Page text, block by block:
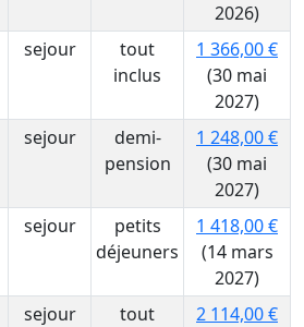
2026)
sejour
tout
inclus
1 366,00 €
(30 mai
2027)
sejour
demi-
pension
1 248,00 €
(30 mai
2027)
sejour
petits
déjeuners
1 418,00 €
(14 mars
2027)
sejour
tout
2 114,00 €